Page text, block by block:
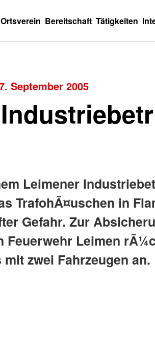
Ortsverein Bereitschaft Tätigkeiten
September 2005
Leimener
TrafohÃ¤uschen in
Gefahr. Zur
Feuerwehr Leimen
zwei Fahrzeugen an.